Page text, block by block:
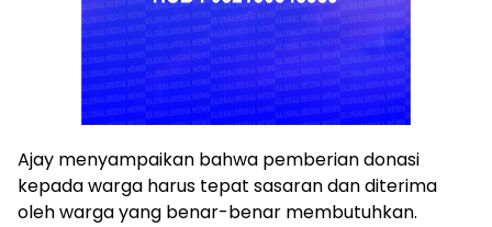
Ajay menyampaikan bahwa pemberian donasi
kepada warga harus tepat sasaran dan diterima
oleh warga yang benar-benar membutuhkan.